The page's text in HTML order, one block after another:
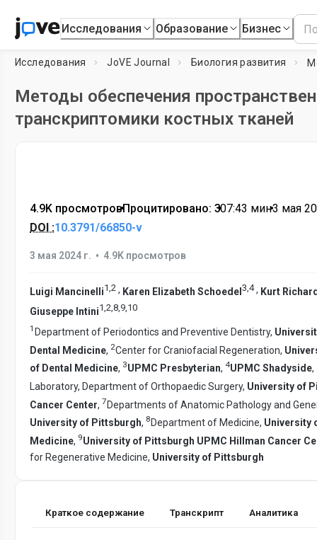
Исследования Образование Бизнес
Исследования JoVE Journal Биология развития
Методы обеспечения
транскриптомики костных тканей
4.9K просмотров•Процитировано: 3•07:43 мин•3 мая
DOI :10.3791/66850-v
3 мая 2024 г. • 4.9K просмотров
Luigi Mancinelli1,2 , Karen Elizabeth Schoedel 3,4, Kurt
Giuseppe Intini1 2 8 9 10
1 Department of Periodontics and Preventive Dentistry,
Dental Medicine, 2Center for Craniofacial Regeneration,
of Dental Medicine, 3UPMC Presbyterian, 4UPMC Shadyside,
Laboratory, Department of Orthopaedic Surgery, University of
Cancer Center, 7Departments of Anatomic Pathology and
University of Pittsburgh, 8 Department of Medicine, University
Medicine, 9University of Pittsburgh UPMC Hillman Cancer
for Regenerative Medicine, University of Pittsburgh
Краткое содержание Транскрипт Аналитика